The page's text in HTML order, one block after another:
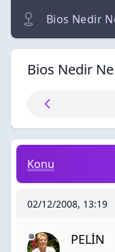
Bios Nedir
Bios Nedir Ne
Bios Nedir Ne İşe
Konu
02/12/2008, 13:19
PELİN